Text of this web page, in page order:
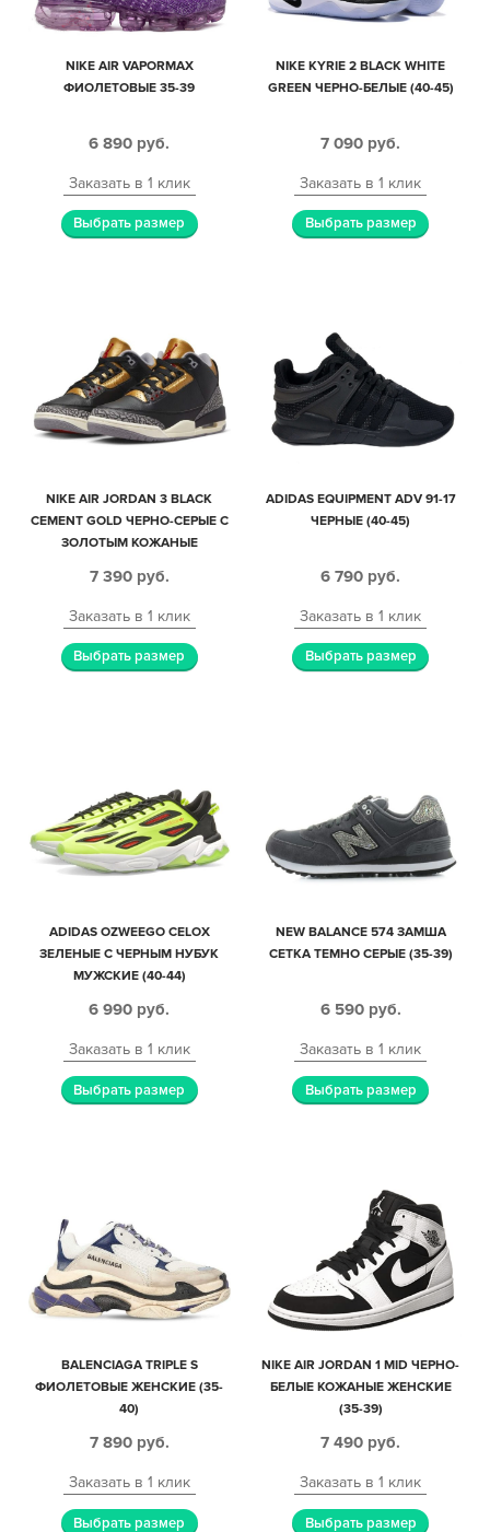
NIKE AIR VAPORMAX
ФИОЛЕТОВЫЕ 35-39
6 890 руб.
Заказать в 1 клик
Выбрать размер
NIKE KYRIE 2 BLACK WHITE
GREEN ЧЕРНО-БЕЛЫЕ (40-45)
7 090 руб.
Заказать в 1 клик
Выбрать размер
NIKE AIR JORDAN 3 BLACK
CEMENT GOLD ЧЕРНО-СЕРЫЕ С
ЗОЛОТЫМ КОЖАНЫЕ
7 390 руб.
Заказать в 1 клик
Выбрать размер
ADIDAS EQUIPMENT ADV 91-17
ЧЕРНЫЕ (40-45)
6 790 руб.
Заказать в 1 клик
Выбрать размер
ADIDAS OZWEEGO CELOX
ЗЕЛЕНЫЕ С ЧЕРНЫМ НУБУК
МУЖСКИЕ (40-44)
6 990 руб.
Заказать в 1 клик
Выбрать размер
NEW BALANCE 574 ЗАМША
СЕТКА ТЕМНО СЕРЫЕ (35-39)
6 590 руб.
Заказать в 1 клик
Выбрать размер
BALENCIAGA TRIPLE S
ФИОЛЕТОВЫЕ ЖЕНСКИЕ (35-
40)
7 890 руб.
Заказать в 1 клик
Выбрать размер
NIKE AIR JORDAN 1 MID ЧЕРНО-
БЕЛЫЕ КОЖАНЫЕ ЖЕНСКИЕ
(35-39)
7 490 руб.
Заказать в 1 клик
Выбрать размер